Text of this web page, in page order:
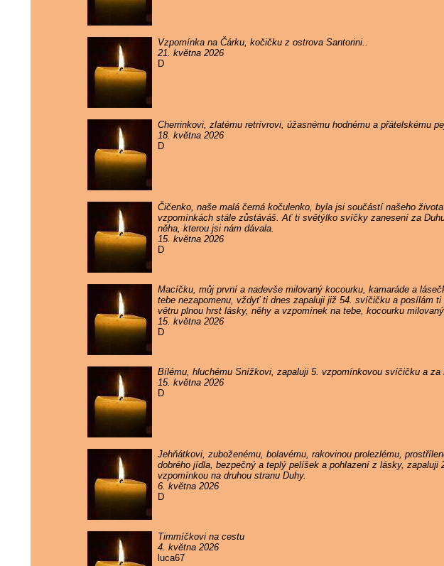
Vzpomínka na Čárku, kočičku z ostrova Santorini..
21. května 2026
D
Cherrinkovi, zlatému retrívrovi, úžasnému hodnému a přátelskému
18. května 2026
D
Čičenko, naše malá černá kočulenko, byla jsi součástí našeho
vzpomínkách stále zůstáváš. Ať ti světýlko svíčky zanesení za
něha, kterou jsi nám dávala.
15. května 2026
D
Macíčku, můj první a nadevše milovaný kocourku, kamaráde a
tebe nezapomenu, vždyť ti dnes zapaluji již 54. svíčičku a posílám
větru plnou hrst lásky, něhy a vzpomínek na tebe, kocourku
15. května 2026
D
Bílému, hluchému Snížkovi, zapaluji 5. vzpomínkovou svíčičku a za
15. května 2026
D
Jehňátkovi, zuboženému, bolavému, rakovinou prolezlému,
dobrého jídla, bezpečný a teplý pelíšek a pohlazení z lásky,
vzpomínkou na druhou stranu Duhy.
6. května 2026
D
Timmíčkovi na cestu
4. května 2026
luca67